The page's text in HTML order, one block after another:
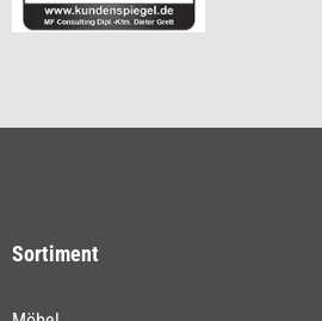
Sortiment